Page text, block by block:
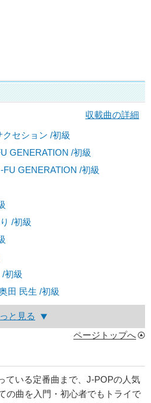
収載曲の詳細
クセション /初級
GENERATION /初級
FU GENERATION /初級
/初級
/初級
田 民生 /初級
と見る
ページトップへ
ている定番曲まで、J-POPの人気
の曲を入門・初心者でもトライで